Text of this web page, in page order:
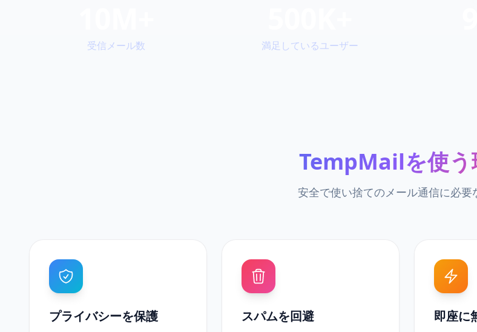
受信メール数 満足しているユーザー
TempMailを使う
安全で使い捨てのメール通信に必要
プライバシーを保護 スパムを回避 即座に